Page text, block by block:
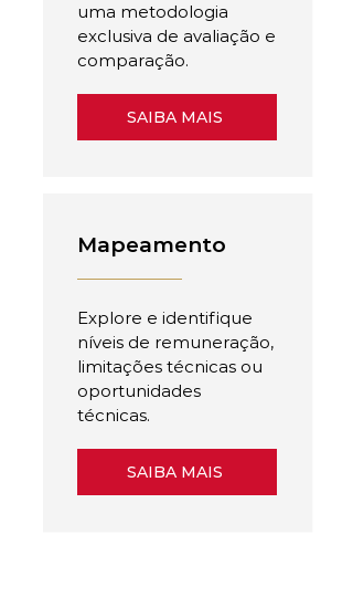
uma metodologia
exclusiva de avaliação e
comparação.
SAIBA MAIS
Mapeamento
Explore e identifique
níveis de remuneração,
limitações técnicas ou
oportunidades
técnicas.
SAIBA MAIS